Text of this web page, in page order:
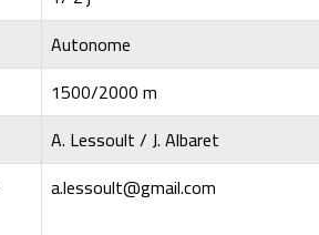
Autonome
1500/2000 m
A. Lessoult / J. Albaret
a.lessoult@gmail.com